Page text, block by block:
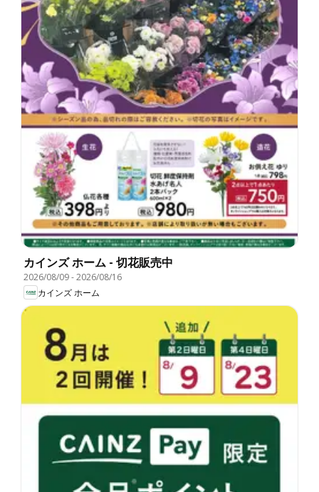
カインズ ホーム - 切花販売中
2026/08/09-2026/08/16
カインズ ホーム